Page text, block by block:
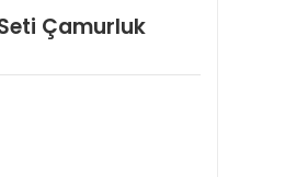
Çamurluk